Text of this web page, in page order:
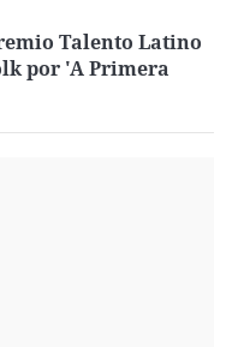
Talento Latino
por 'A Primera